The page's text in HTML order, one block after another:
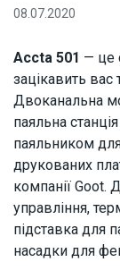
08.07.2020
Accta 501 — це
зацікавить вас
Двоканальна
паяльна
паяльником
друкованих
компанії Goot.
управління,
підставка для
насадки для